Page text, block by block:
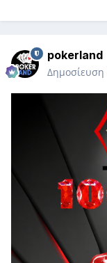
pokerland
Δημοσίευση